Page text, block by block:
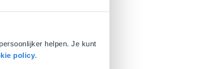
helpen. Je kunt
policy.